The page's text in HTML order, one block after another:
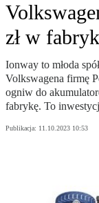
zł w
Ionway to młoda
Volkswagena firmę
ogniw do
fabrykę. To
Publikacja: 11.10.2023 10:53